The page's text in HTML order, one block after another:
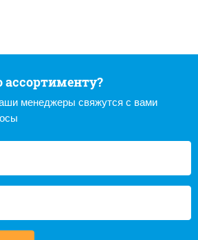
ассортименту?
менеджеры свяжутся с вами